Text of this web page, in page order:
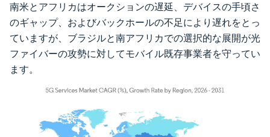
南米とアフリカはオークションの遅延、デバイスの手頃さ
のギャップ、およびバックホールの不足により遅れをとっ
ていますが、ブラジルと南アフリカでの選択的な展開が光
ファイバーの攻勢に対してモバイル既存事業者を守ってい
ます。